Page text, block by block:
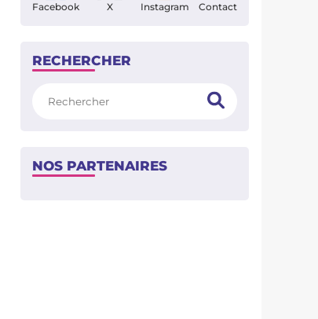
Facebook X Instagram Contact
RECHERCHER
NOS PARTENAIRES